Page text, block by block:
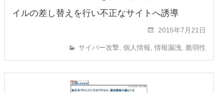
イルの差し替えを行い不正なサイトへ誘導
2015年7月21日
サイバー攻撃 ,個人情報 ,情報漏洩 脆弱性